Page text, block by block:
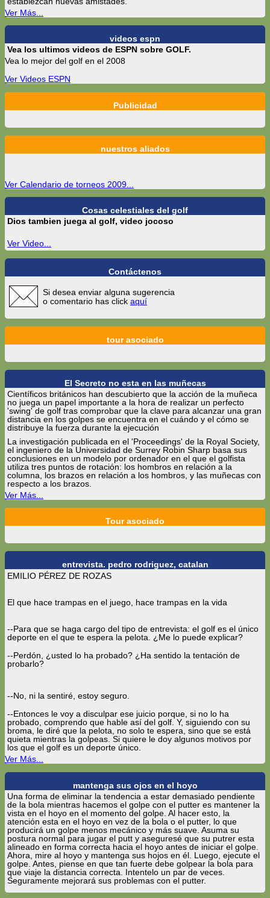
Ver Más...
videos espn
Vea los ultimos videos de ESPN sobre GOLF.
Vea lo mejor del golf en el 2008
Ver Videos ESPN
Publicidad
nuestros aliados
Ver Calendario de torneos 2009...
Cosas celestiales del golf
Dios tambien juega al golf, video jocoso
Ver Video...
Contáctenos
Si desea enviar alguna sugerencia
o comentario has click aquí
tour asociado
El Secreto no esta en las muñecas
Científicos británicos han descubierto que la acción de la muñeca
no juega un papel importante a la hora de realizar un perfecto
'swing' de golf tras comprobar que la clave para alcanzar una gran
distancia en los golpes se encuentra en el cuándo y el cómo se
distribuye la fuerza durante la ejecución
La investigación publicada en el 'Proceedings' de la Royal Society,
el ingeniero de la Universidad de Surrey Robin Sharp basa sus
conclusiones en un modelo por ordenador en el que el golfista
utiliza tres puntos de rotación: los hombros en relación a la
columna, los brazos en relación a los hombros, y las muñecas con
respecto a los brazos.
Ver Más...
Tour asociado
entrevista. pedro rodriguez, catalan
EMILIO PÉREZ DE ROZAS
El que hace trampas en el juego, hace trampas en la vida
--Para que se haga cargo del tipo de entrevista: el golf es el único
deporte en el que te espera la pelota. ¿Me lo puede explicar?
--Perdón, ¿usted lo ha probado? ¿Ha sentido la tentación de
probarlo?
--No, ni la sentiré, estoy seguro.
--Entonces le voy a disculpar ese juicio porque, si no lo ha
probado, comprendo que hable así del golf. Y, siguiendo con su
broma, le diré que la pelota, no solo te espera, sino que se está
quieta mientras la golpeas. Si quiere le doy algunos motivos por
los que el golf es un deporte único.
Ver Más...
mantenga sus ojos en el hoyo
Una forma de eliminar la tendencia a estar demasiado pendiente
de la bola mientras hacemos el golpe con el putter es mantener la
vista en el hoyo en el momento del golpe. Al hacer esto, la
atención esta en el hoyo en vez de la bola o el putter, lo que
producirá un golpe menos mecánico y más suave. Asuma su
postura normal para jugar el putt y aseguresé que su putrer esta
alineado en forma correcta hacia el hoyo antes de iniciar el golpe.
Ahora, mire al hoyo y mantenga sus hojos en él. Luego, ejecute el
golpe. Antes, piense en que tan fuerte debe golpear la bola para
que viaje la distancia correcta. Intentelo un par de veces.
Seguramente mejorará sus problemas con el putter.